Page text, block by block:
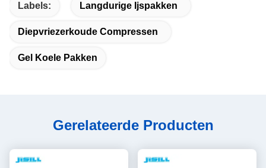
Labels: Langdurige Ijspakken
Diepvriezerkoude Compressen
Gel Koele Pakken
Gerelateerde Producten